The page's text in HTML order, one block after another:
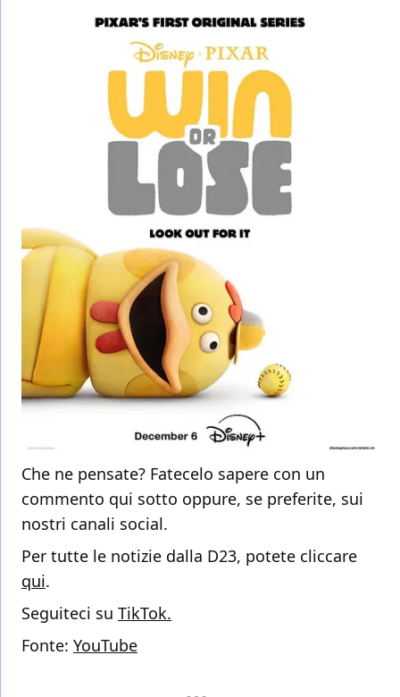
Che ne pensate? Fatecelo sapere con un
commento qui sotto oppure, se preferite, sui
nostri canali social.
Per tutte le notizie dalla D23, potete cliccare
qui.
Seguiteci su TikTok.
Fonte: YouTube